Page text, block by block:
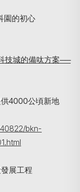
園的初心
技城的備呔方案──
4000公頃新地
bkn-
展工程